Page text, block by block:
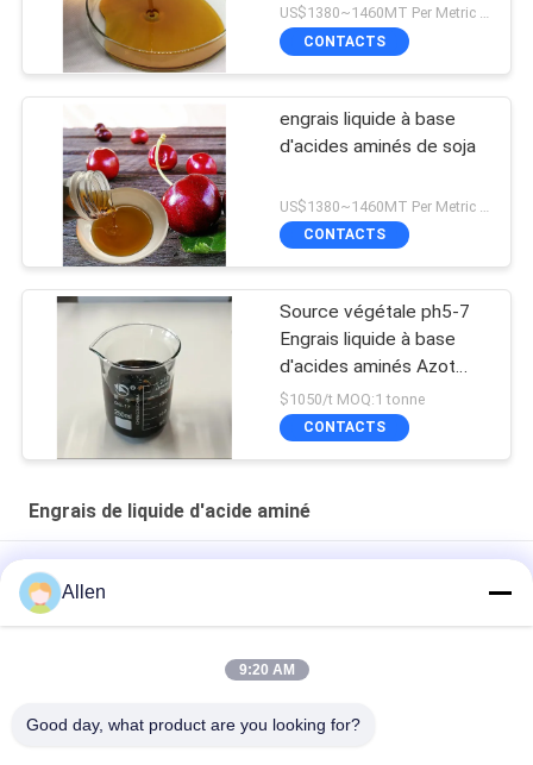
US$1380~1460MT Per Metric Ton MOQ:tonne 1Metric par expédition
CONTACTS
engrais liquide à base
d'acides aminés de soja
CONTACTS
Source végétale ph5-7
Engrais liquide à base
d'acides aminés Azot
pour l'agriculture
$1050/t MOQ:1 tonne
CONTACTS
Engrais de liquide d'acide aminé
OMRI Hydrolyse enzymatique à base de soja Acide aminé
liquide 50% azote organique 8-0-0
acides aminés 45% anti-stress pour les cultures
Allen
9:20 AM
Good day, what product are you looking for?